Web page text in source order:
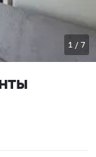
1 / 7